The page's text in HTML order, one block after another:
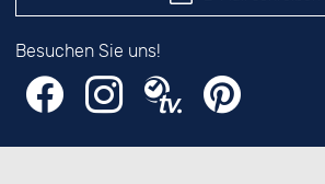
Besuchen Sie uns!